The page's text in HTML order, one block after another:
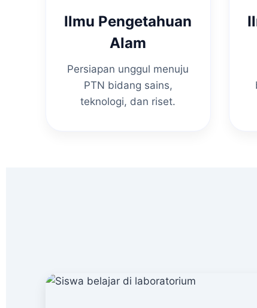
Ilmu Pengetahuan
Alam
Persiapan unggul menuju
PTN bidang sains,
teknologi, dan riset.